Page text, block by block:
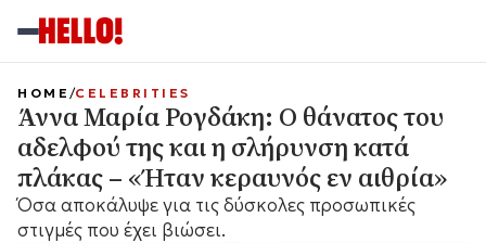
HOME CELEBRITIES
Άννα Μαρία Ρογδάκη: Ο θάνατος του
αδελφού της και η σλήρυνση κατά
πλάκας – «Ήταν κεραυνός εν αιθρία»
Όσα αποκάλυψε για τις δύσκολες προσωπικές
στιγμές που έχει βιώσει.